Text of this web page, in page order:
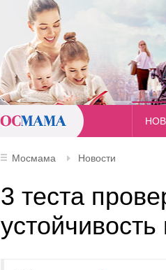
Мосмама Новости
3 теста